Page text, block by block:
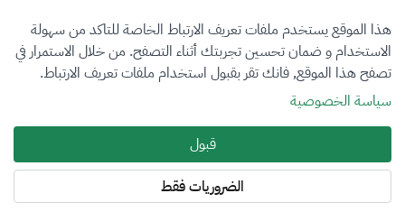
التصنيف
الكل
فرع التقييم
هذا الموقع يستخدم ملفات تعريف الارتباط الخاصة للتاكد من سهولة
الاستخدام و ضمان تحسين تجربتك أثناء التصفح. من خلال الاستمرار في
تصفح هذا الموقع, فانك تقر بقبول استخدام ملفات تعريف الارتباط.
سياسة الخصوصية
قبول
الضروريات فقط